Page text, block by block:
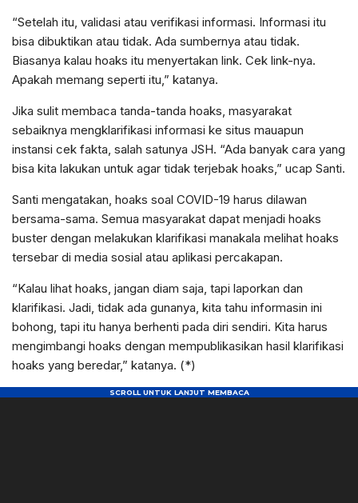
“Setelah itu, validasi atau verifikasi informasi. Informasi itu
bisa dibuktikan atau tidak. Ada sumbernya atau tidak.
Biasanya kalau hoaks itu menyertakan link. Cek link-nya.
Apakah memang seperti itu,” katanya.
Jika sulit membaca tanda-tanda hoaks, masyarakat
sebaiknya mengklarifikasi informasi ke situs mauapun
instansi cek fakta, salah satunya JSH. “Ada banyak cara yang
bisa kita lakukan untuk agar tidak terjebak hoaks,” ucap Santi.
Santi mengatakan, hoaks soal COVID-19 harus dilawan
bersama-sama. Semua masyarakat dapat menjadi hoaks
buster dengan melakukan klarifikasi manakala melihat hoaks
tersebar di media sosial atau aplikasi percakapan.
“Kalau lihat hoaks, jangan diam saja, tapi laporkan dan
klarifikasi. Jadi, tidak ada gunanya, kita tahu informasin ini
bohong, tapi itu hanya berhenti pada diri sendiri. Kita harus
mengimbangi hoaks dengan mempublikasikan hasil klarifikasi
hoaks yang beredar,” katanya. (*)